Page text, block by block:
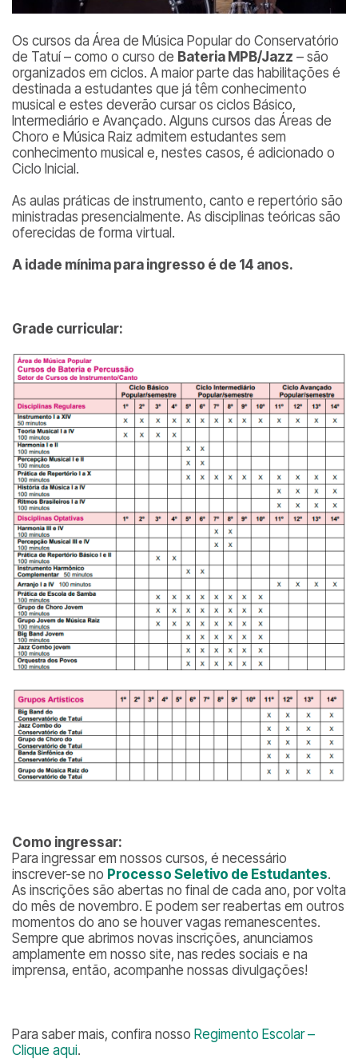
Os cursos da Área de Música Popular do Conservatório
de Tatuí – como o curso de Bateria MPB/Jazz – são
organizados em ciclos. A maior parte das habilitações é
destinada a estudantes que já têm conhecimento
musical e estes deverão cursar os ciclos Básico,
Intermediário e Avançado. Alguns cursos das Áreas de
Choro e Música Raiz admitem estudantes sem
conhecimento musical e, nestes casos, é adicionado o
Ciclo Inicial.
As aulas práticas de instrumento, canto e repertório são
ministradas presencialmente. As disciplinas teóricas são
oferecidas de forma virtual.
A idade mínima para ingresso é de 14 anos.
Grade curricular:
Como ingressar:
Para ingressar em nossos cursos, é necessário
inscrever-se no Processo Seletivo de Estudantes.
As inscrições são abertas no final de cada ano, por volta
do mês de novembro. E podem ser reabertas em outros
momentos do ano se houver vagas remanescentes.
Sempre que abrimos novas inscrições, anunciamos
amplamente em nosso site, nas redes sociais e na
imprensa, então, acompanhe nossas divulgações!
Para saber mais, confira nosso Regimento Escolar –
Clique aqui.